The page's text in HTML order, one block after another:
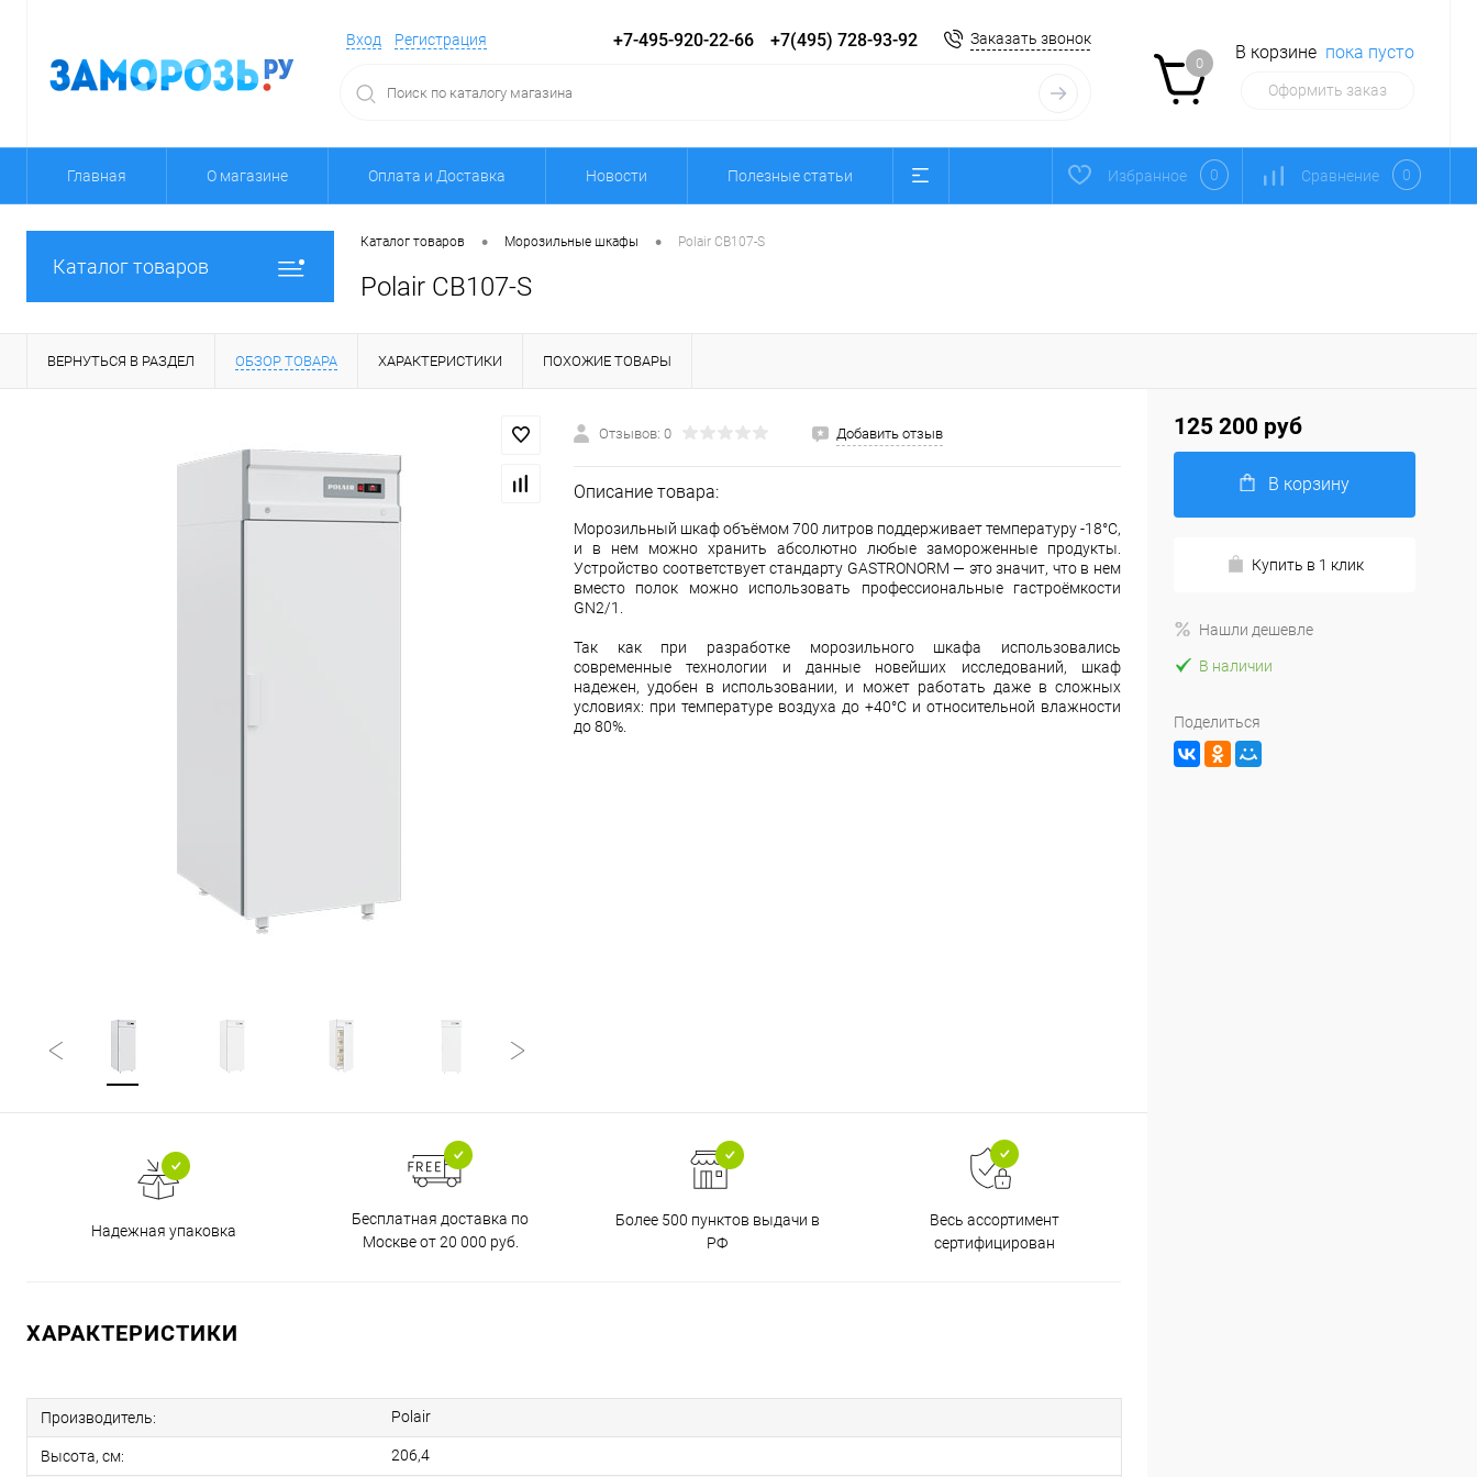
Вход Регистрация +7-495-920-22-66 +7(495) 728-93-92 Заказать звонок
0
В корзине пока пусто
Оформить заказ
Главная О магазине Оплата и Доставка Новости Полезные статьи Избранное 0 Сравнение 0
Каталог товаров
Каталог товаров • Морозильные шкафы • Polair CB107-S
Polair CB107-S
ВЕРНУТЬСЯ В РАЗДЕЛ ОБЗОР ТОВАРА ХАРАКТЕРИСТИКИ ПОХОЖИЕ ТОВАРЫ
Отзывов: 0 Добавить отзыв
Описание товара:
Морозильный шкаф объёмом 700 литров поддерживает температуру -18°С,
и в нем можно хранить абсолютно любые замороженные продукты.
Устройство соответствует стандарту GASTRONORM — это значит, что в нем
вместо полок можно использовать профессиональные гастроёмкости
GN2/1.
Так как при разработке морозильного шкафа использовались
современные технологии и данные новейших исследований, шкаф
надежен, удобен в использовании, и может работать даже в сложных
условиях: при температуре воздуха до +40°С и относительной влажности
до 80%.
Надежная упаковка
Бесплатная доставка по
Москве от 20 000 руб.
Более 500 пунктов выдачи в
РФ
Весь ассортимент
сертифицирован
ХАРАКТЕРИСТИКИ
Производитель: Polair
Высота, см: 206,4
125 200 руб
В корзину
Купить в 1 клик
Нашли дешевле
В наличии
Поделиться